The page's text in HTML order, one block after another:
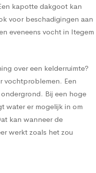
kapotte dakgoot kan
voor beschadigingen aan
eveneens vocht in Itegem
over een kelderruimte?
vochtproblemen. Een
Bij een hoge
water er mogelijk in om
kan wanneer de
werkt zoals het zou